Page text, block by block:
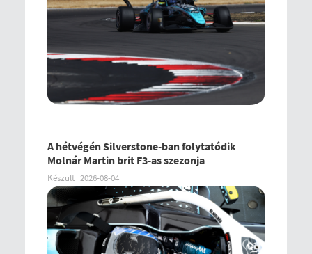
A hétvégén Silverstone-ban folytatódik
Molnár Martin brit F3-as szezonja
Készült 2026-08-04